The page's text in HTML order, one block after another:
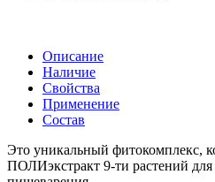
Описание
Наличие
Свойства
Применение
Состав
Это уникальный фитокомплекс,
ПОЛИэкстракт 9-ти растений для